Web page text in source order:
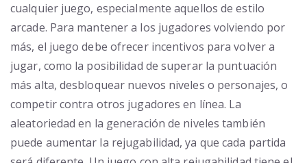
cualquier juego, especialmente aquellos de estilo
arcade. Para mantener a los jugadores volviendo por
más, el juego debe ofrecer incentivos para volver a
jugar, como la posibilidad de superar la puntuación
más alta, desbloquear nuevos niveles o personajes, o
competir contra otros jugadores en línea. La
aleatoriedad en la generación de niveles también
puede aumentar la rejugabilidad, ya que cada partida